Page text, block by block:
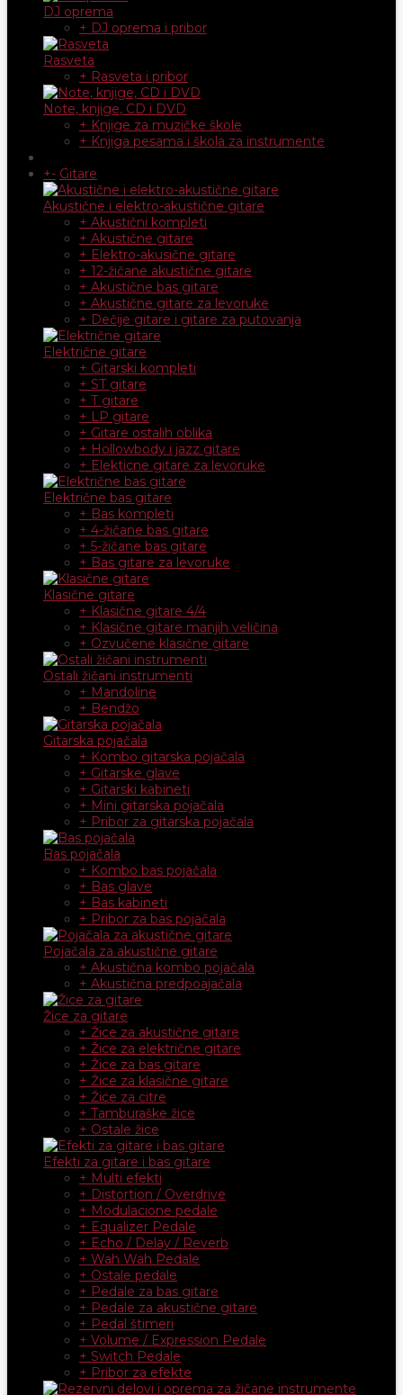
DJ oprema
+ DJ oprema i pribor
Rasveta
+ Rasveta i pribor
Note, knjige, CD i DVD
+ Knjige za muzičke škole
+ Knjiga pesama i škola za instrumente
+- Gitare
Akustične i elektro-akustične gitare
+ Akustični kompleti
+ Akustične gitare
+ Elektro-akusične gitare
+ 12-žičane akustične gitare
+ Akustične bas gitare
+ Akustične gitare za levoruke
+ Dečije gitare i gitare za putovanja
Električne gitare
+ Gitarski kompleti
+ ST gitare
+ T gitare
+ LP gitare
+ Gitare ostalih oblika
+ Hollowbody i jazz gitare
+ Elekticne gitare za levoruke
Električne bas gitare
+ Bas kompleti
+ 4-žičane bas gitare
+ 5-žičane bas gitare
+ Bas gitare za levoruke
Klasične gitare
+ Klasične gitare 4/4
+ Klasične gitare manjih veličina
+ Ozvučene klasične gitare
Ostali žičani instrumenti
+ Mandoline
+ Bendžo
Gitarska pojačala
+ Kombo gitarska pojačala
+ Gitarske glave
+ Gitarski kabineti
+ Mini gitarska pojačala
+ Pribor za gitarska pojačala
Bas pojačala
+ Kombo bas pojačala
+ Bas glave
+ Bas kabineti
+ Pribor za bas pojačala
Pojačala za akustične gitare
+ Akustična kombo pojačala
+ Akustična predpoajačala
Žice za gitare
+ Žice za akustične gitare
+ Žice za električne gitare
+ Žice za bas gitare
+ Žice za klasične gitare
+ Žice za citre
+ Tamburaške žice
+ Ostale žice
Efekti za gitare i bas gitare
+ Multi efekti
+ Distortion / Overdrive
+ Modulacione pedale
+ Equalizer Pedale
+ Echo / Delay / Reverb
+ Wah Wah Pedale
+ Ostale pedale
+ Pedale za bas gitare
+ Pedale za akustične gitare
+ Pedal štimeri
+ Volume / Expression Pedale
+ Switch Pedale
+ Pribor za efekte